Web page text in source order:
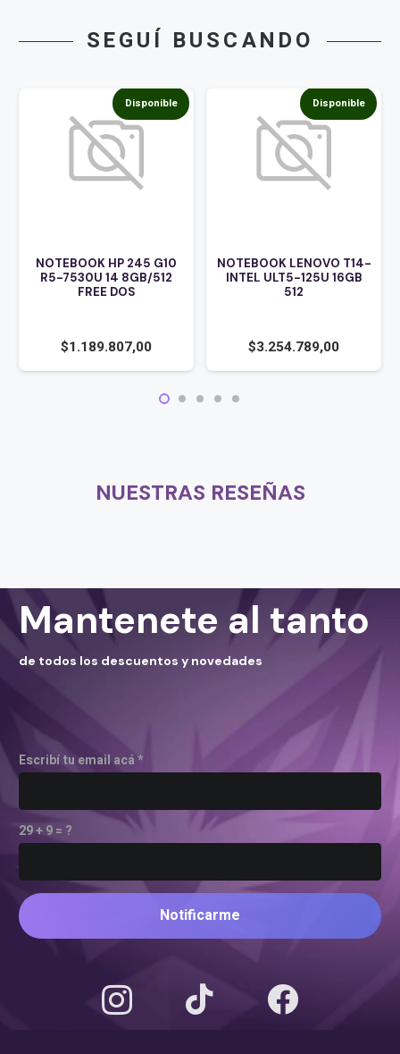
SEGUÍ BUSCANDO
Disponible
NOTEBOOK HP 245 G10
R5-7530U 14 8GB/512
FREE DOS
$1.189.807,00
Disponible
NOTEBOOK LENOVO T14-
INTEL ULT5-125U 16GB
512
$3.254.789,00
NUESTRAS RESEÑAS
Mantenete al tanto
de todos los descuentos y novedades
Escribí tu email acá *
29 + 9 = ?
Notificarme